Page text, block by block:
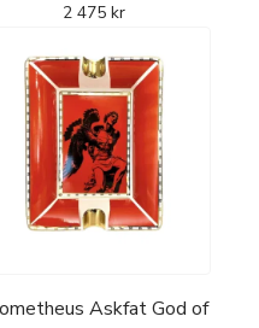
2 475 kr
Askfat God of